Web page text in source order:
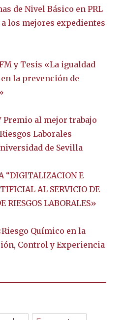
de Nivel Básico en PRL
los mejores expedientes
y Tesis «La igualdad
la prevención de
Premio al mejor trabajo
Laborales
de Sevilla
“DIGITALIZACION E
AL SERVICIO DE
RIESGOS LABORALES»
Químico en la
Control y Experiencia